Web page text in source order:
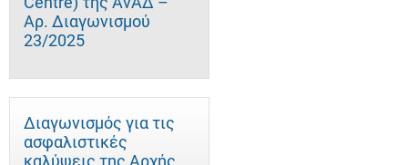
Αρ. Διαγωνισμού
23/2025
Διαγωνισμός για τις
ασφαλιστικές
καλύψεις της Αρχής